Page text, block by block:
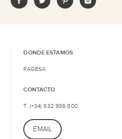
DONDE ESTAMOS
PAGESA
CONTACTO
T. (+34) 932 986 800
EMAIL